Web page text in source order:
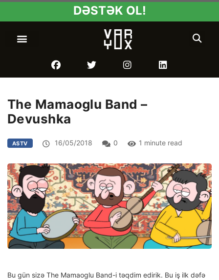
DƏSTƏK OL!
The Mamaoglu Band –
Devushka
ASTV 16/05/2018 0 1 minute read
Bu gün sizə The Mamaoglu Band-i təqdim edirik. Bu iş ilk dəfə